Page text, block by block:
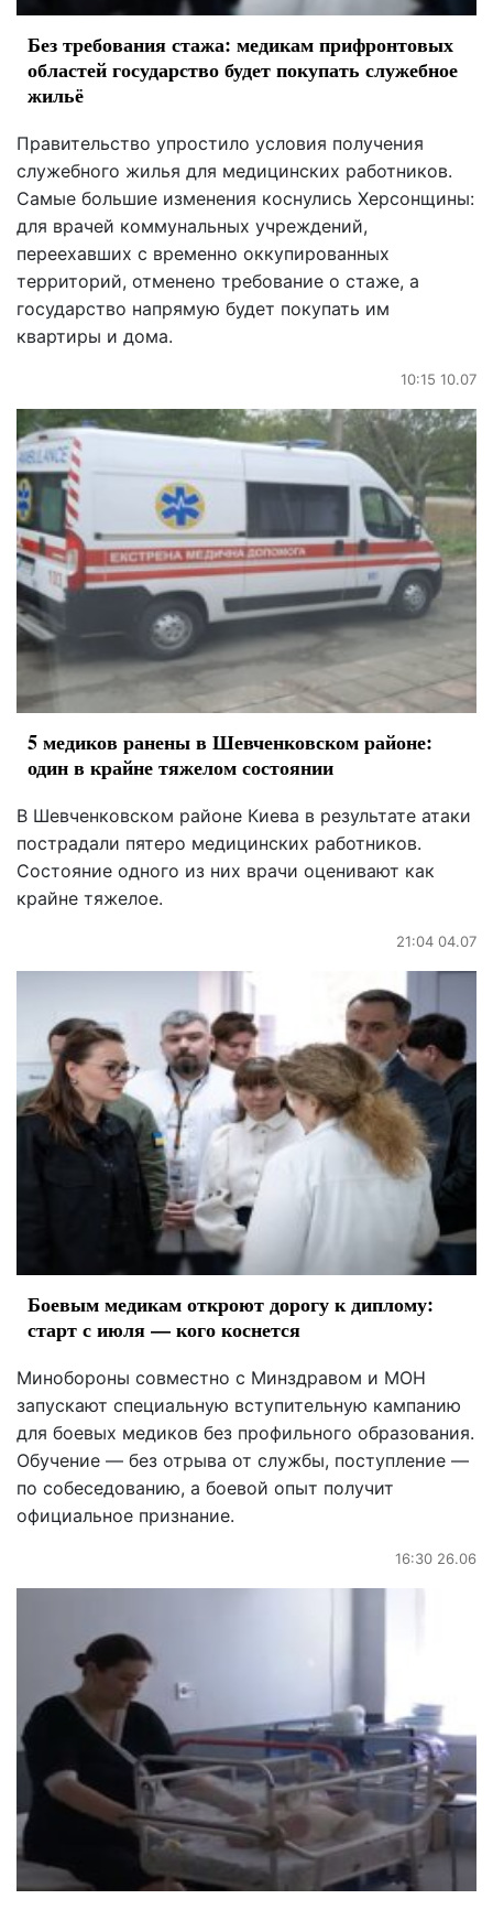
Без требования стажа: медикам прифронтовых
областей государство будет покупать служебное
жильё
Правительство упростило условия получения
служебного жилья для медицинских работников.
Самые большие изменения коснулись Херсонщины:
для врачей коммунальных учреждений,
переехавших с временно оккупированных
территорий, отменено требование о стаже, а
государство напрямую будет покупать им
квартиры и дома.
10:15 10.07
5 медиков ранены в Шевченковском районе:
один в крайне тяжелом состоянии
В Шевченковском районе Киева в результате атаки
пострадали пятеро медицинских работников.
Состояние одного из них врачи оценивают как
крайне тяжелое.
21:04 04.07
Боевым медикам откроют дорогу к диплому:
старт с июля — кого коснется
Минобороны совместно с Минздравом и МОН
запускают специальную вступительную кампанию
для боевых медиков без профильного образования.
Обучение — без отрыва от службы, поступление —
по собеседованию, а боевой опыт получит
официальное признание.
16:30 26.06